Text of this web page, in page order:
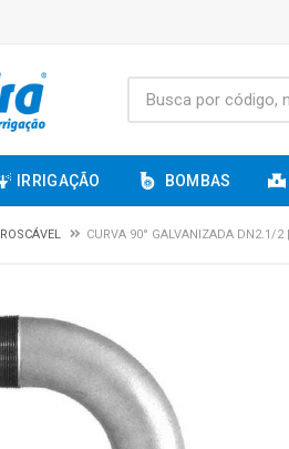
IRRIGAÇÃO BOMBAS
ROSCÁVEL CURVA 90° GALVANIZADA DN2.1/2